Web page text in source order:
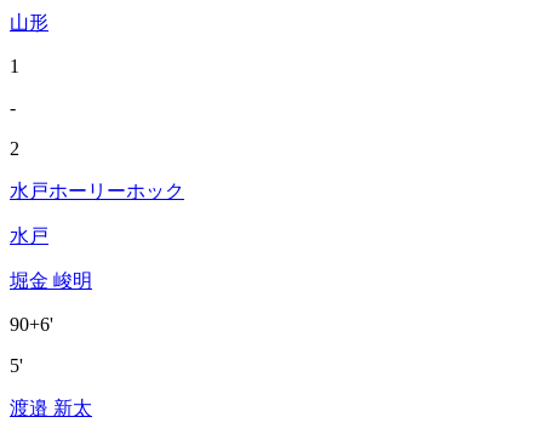
山形
1
-
2
水戸ホーリーホック
水戸
堀金 峻明
90+6'
5'
渡邉 新太